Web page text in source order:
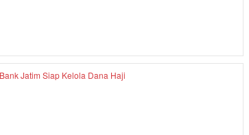
Jatim Siap Kelola Dana Haji